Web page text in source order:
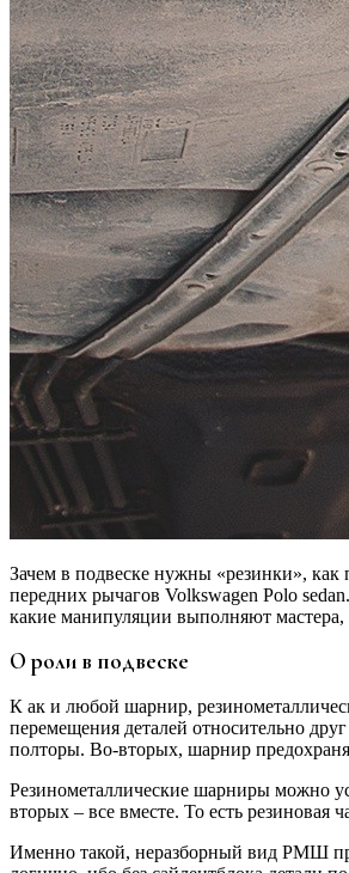
Зачем в подвеске нужны «резинки», как
передних рычагов Volkswagen Polo
какие манипуляции выполняют мастера,
О роли в подвеске
К ак и любой шарнир,
перемещения деталей относительно
полторы. Во-вторых, шарнир
Резинометаллические шарниры можно
вторых – все вместе. То есть резиновая
Именно такой, неразборный вид РМШ